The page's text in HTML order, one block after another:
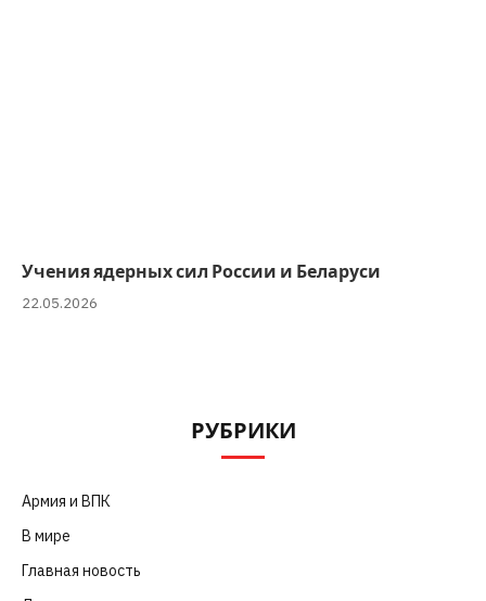
Учения ядерных сил России и Беларуси
22.05.2026
РУБРИКИ
Армия и ВПК
В мире
Главная новость